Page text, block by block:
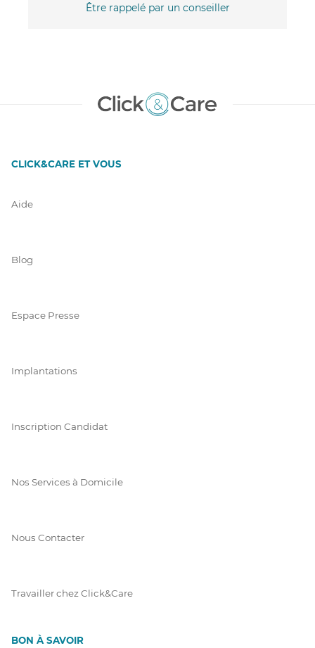
Être rappelé par un conseiller
CLICK&CARE ET VOUS
Aide
Blog
Espace Presse
Implantations
Inscription Candidat
Nos Services à Domicile
Nous Contacter
Travailler chez Click&Care
BON À SAVOIR